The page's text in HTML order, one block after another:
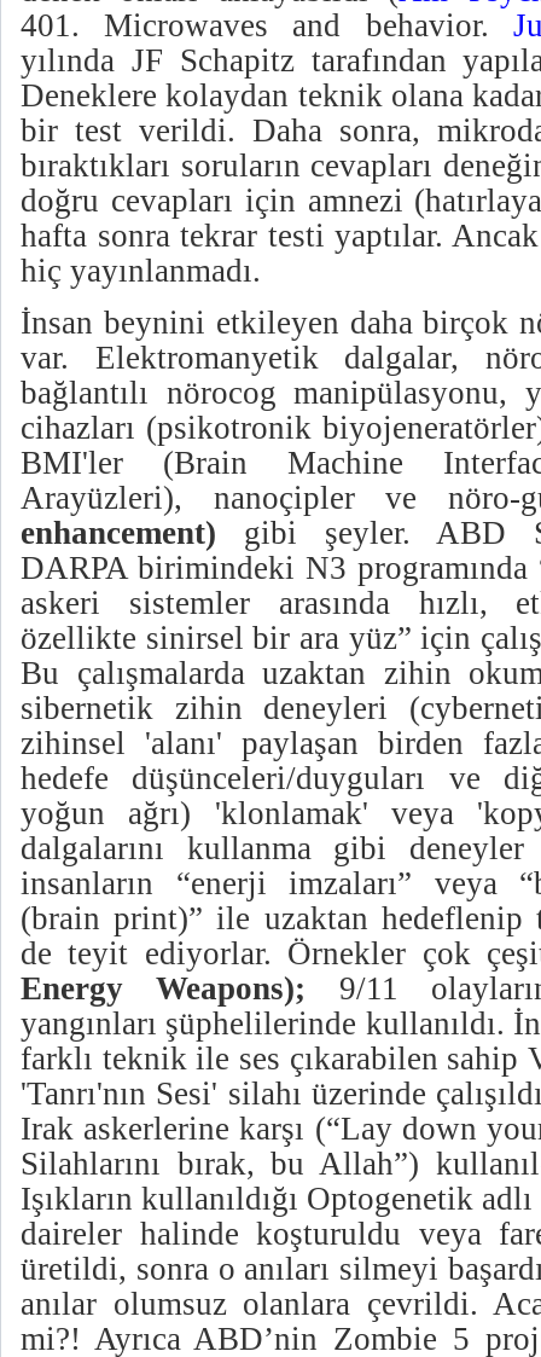
401. Microwaves and behavior.
yılında JF Schapitz tarafından
Deneklere kolaydan teknik olana
bir test verildi. Daha sonra,
bıraktıkları soruların cevapları
doğru cevapları için amnezi
hafta sonra tekrar testi yaptılar.
hiç yayınlanmadı.
İnsan beynini etkileyen daha birçok
var. Elektromanyetik dalgalar,
bağlantılı nörocog manipülasyonu,
cihazları (psikotronik
BMI'ler (Brain Machine
Arayüzleri), nanoçipler ve nöro-
enhancement) gibi şeyler. ABD
DARPA birimindeki N3 programında
askeri sistemler arasında hızlı,
özellikte sinirsel bir ara yüz” için
Bu çalışmalarda uzaktan zihin
sibernetik zihin deneyleri
zihinsel 'alanı' paylaşan birden
hedefe düşünceleri/duyguları ve
yoğun ağrı) 'klonlamak' veya
dalgalarını kullanma gibi deneyler
insanların “enerji imzaları” veya
(brain print)” ile uzaktan hedeflenip
de teyit ediyorlar. Örnekler çok
Energy Weapons); 9/11
yangınları şüphelilerinde kullanıldı.
farklı teknik ile ses çıkarabilen
'Tanrı'nın Sesi' silahı üzerinde
Irak askerlerine karşı (“Lay down
Silahlarını bırak, bu Allah”)
Işıkların kullanıldığı Optogenetik
daireler halinde koşturuldu veya
üretildi, sonra o anıları silmeyi
anılar olumsuz olanlara çevrildi.
mi?! Ayrıca ABD’nin Zombie 5